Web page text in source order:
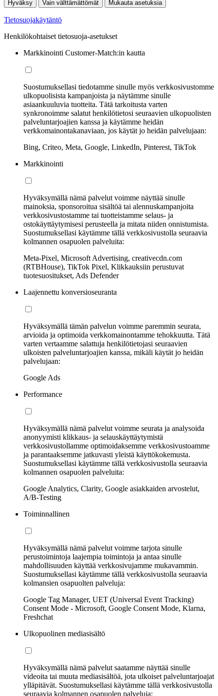
Hyväksy Vain välttämättömät Mukauta asetuksia
Tietosuojakäytäntö
Henkilökohtaiset tietosuoja-asetukset
Markkinointi Customer-Match:in kautta
Suostumuksellasi tiedotamme sinulle myös verkkosivustomme
ulkopuolisista kampanjoista ja näytämme sinulle
asiaankuuluvia tuotteita. Tätä tarkoitusta varten
synkronoimme salatut henkilötietosi seuraavien ulkopuolisten
palveluntarjoajien kanssa ja käytämme heidän
verkkomainontakanaviaan, jos käytät jo heidän palvelujaan:
Bing, Criteo, Meta, Google, LinkedIn, Pinterest, TikTok
Markkinointi
Hyväksymällä nämä palvelut voimme näyttää sinulle
mainoksia, sponsoroitua sisältöä tai alennuskampanjoita
verkkosivustostamme tai tuotteistamme selaus- ja
ostokäyttäytymisesi perusteella ja mitata niiden onnistumista.
Suostumuksellasi käytämme tällä verkkosivustolla seuraavia
kolmannen osapuolen palveluita:
Meta-Pixel, Microsoft Advertising, creativecdn.com
(RTBHouse), TikTok Pixel, Klikkauksiin perustuvat
tuotesuositukset, Ads Defender
Laajennettu konversioseuranta
Hyväksymällä tämän palvelun voimme paremmin seurata,
arvioida ja optimoida verkkomainontamme tehokkuutta. Tätä
varten vertaamme salattuja henkilötietojasi seuraavien
ulkoisten palveluntarjoajien kanssa, mikäli käytät jo heidän
palvelujaan:
Google Ads
Performance
Hyväksymällä nämä palvelut voimme seurata ja analysoida
anonyymisti klikkaus- ja selauskäyttäytymistä
verkkosivustollamme optimoidaksemme verkkosivustoamme
ja parantaaksemme jatkuvasti yleistä käyttökokemusta.
Suostumuksellasi käytämme tällä verkkosivustolla seuraavia
kolmannen osapuolen palveluita:
Google Analytics, Clarity, Google asiakkaiden arvostelut,
A/B-Testing
Toiminnallinen
Hyväksymällä nämä palvelut voimme tarjota sinulle
perustoimintoja laajempia toimintoja ja antaa sinulle
mahdollisuuden käyttää verkkosivujamme mukavammin.
Suostumuksellasi käytämme tällä verkkosivustolla seuraavia
kolmansien osapuolten palveluja:
Google Tag Manager, UET (Universal Event Tracking)
Consent Mode - Microsoft, Google Consent Mode, Klarna,
Freshchat
Ulkopuolinen mediasisältö
Hyväksymällä nämä palvelut saatamme näyttää sinulle
videoita tai muuta mediasisältöä, jota ulkoiset palveluntarjoajat
ylläpitävät. Suostumuksellasi käytämme tällä verkkosivustolla
seuraavia kolmannen osapuolen palveluja: